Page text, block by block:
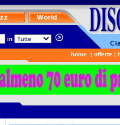
in
home | offerte |